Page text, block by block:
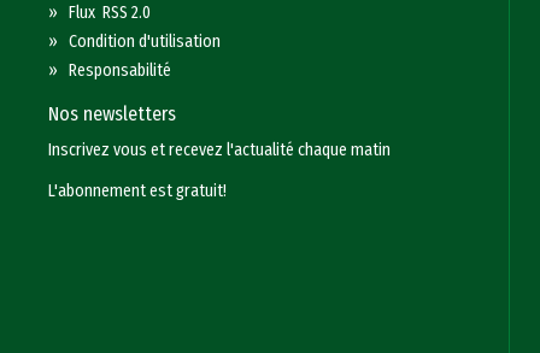
»Flux RSS 2.0
»Condition d'utilisation
»Responsabilité
Nos newsletters
Inscrivez vous et recevez l'actualité chaque matin
L'abonnement est gratuit!